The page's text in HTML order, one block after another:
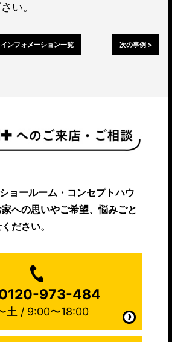
い。
インフォメーション一覧 次の事例 >
ョールーム・コンセプトハウ
への思いやご希望、悩みごと
ださい。
973-484
土 / 9:00〜18:00